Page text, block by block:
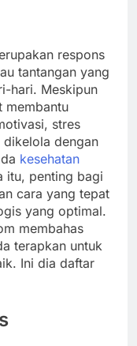
respons
tantangan yang
hari. Meskipun
membantu
stres
dengan
kesehatan
itu, penting bagi
cara yang tepat
yang optimal.
membahas
terapkan untuk
Ini dia daftar